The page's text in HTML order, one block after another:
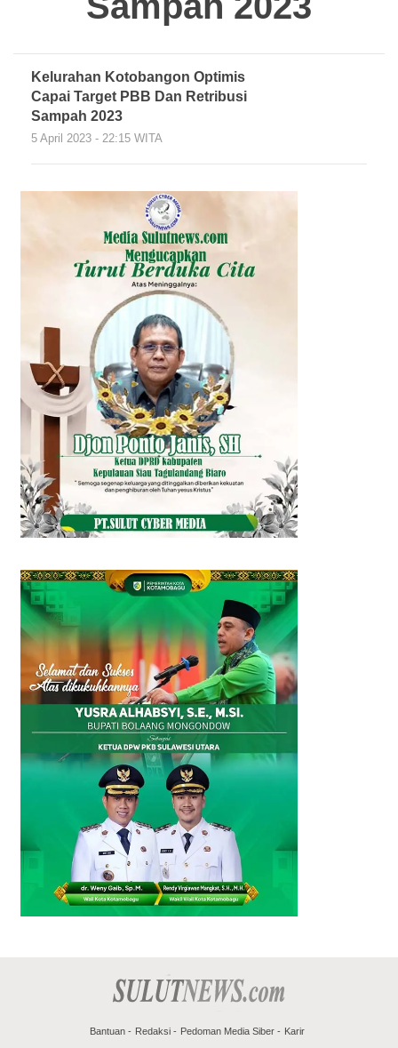
Kelurahan Kotobangon Optimis
Capai Target PBB Dan Retribusi
Sampah 2023
5 April 2023 - 22:15 WITA
Bantuan Redaksi Pedoman Media Siber Karir